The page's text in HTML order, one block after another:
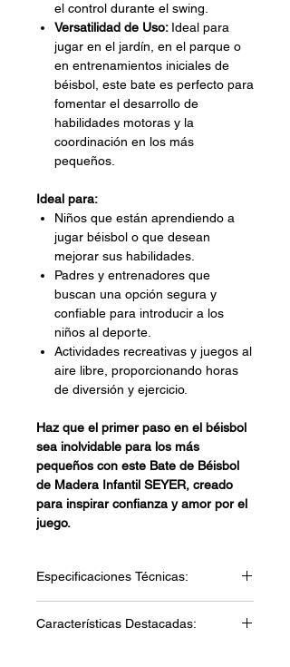
el control durante el swing.
Versatilidad de Uso: Ideal para
jugar en el jardín, en el parque o
en entrenamientos iniciales de
béisbol, este bate es perfecto para
fomentar el desarrollo de
habilidades motoras y la
coordinación en los más
pequeños.
Ideal para:
Niños que están aprendiendo a
jugar béisbol o que desean
mejorar sus habilidades.
Padres y entrenadores que
buscan una opción segura y
confiable para introducir a los
niños al deporte.
Actividades recreativas y juegos al
aire libre, proporcionando horas
de diversión y ejercicio.
Haz que el primer paso en el béisbol
sea inolvidable para los más
pequeños con este Bate de Béisbol
de Madera Infantil SEYER, creado
para inspirar confianza y amor por el
juego.
Especificaciones Técnicas:
Características Destacadas: